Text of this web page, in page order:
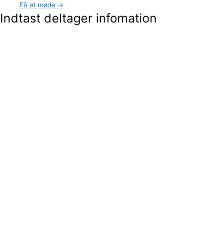
Få et møde →
Indtast deltager infomation